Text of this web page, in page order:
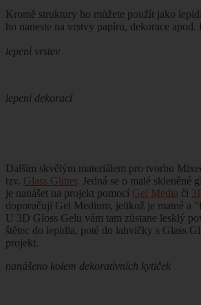
Kromě struktury ho můžete použít jako
ho naneste na vrstvy papíru, dekorace
lepení vrstev
lepení dekorací
Dalším skvělým materiálem pro tvorbu
tzv. Glass Glitter. Jedná se o malé skleněné
je nanášet na projekt pomocí Gel Media či
doporučuji Gel Medium, jelikož je matné a
U 3D Gloss Gelu vám tam zůstane lesklý
štětec do lepidla, poté do lahvičky s Glass
projekt.
nanášeno kolem dekorativních kytiček